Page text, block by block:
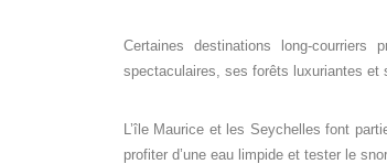
Certaines destinations long-
spectaculaires, ses forêts luxuriantes et
L’île Maurice et les Seychelles font
profiter d’une eau limpide et tester le